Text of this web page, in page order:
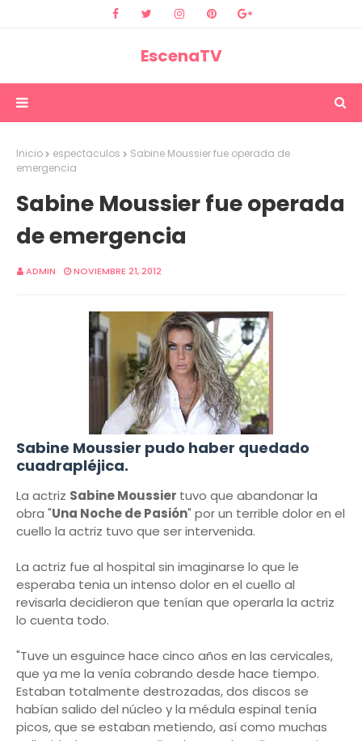
EscenaTV
Inicio espectaculos
Sabine Moussier fue operada de
emergencia
Sabine Moussier fue operada
de emergencia
ADMIN NOVIEMBRE 21, 2012
Sabine Moussier pudo haber quedado
cuadrapléjica.
La actriz Sabine Moussier tuvo que abandonar la
obra "Una Noche de Pasión" por un terrible dolor en el
cuello la actriz tuvo que ser intervenida.
La actriz fue al hospital sin imaginarse lo que le
esperaba tenia un intenso dolor en el cuello al
revisarla decidieron que tenían que operarla la actriz
lo cuenta todo.
"Tuve un esguince hace cinco años en las cervicales,
que ya me la venía cobrando desde hace tiempo.
Estaban totalmente destrozadas, dos discos se
habían salido del núcleo y la médula espinal tenía
picos, que se estaban metiendo, así como muchas